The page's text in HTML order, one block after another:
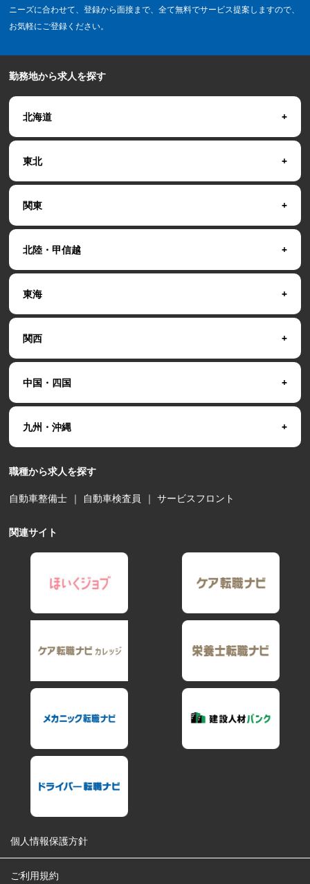
ニーズに合わせて、登録から面接まで、全て無料でサービス提案しますので、
お気軽にご登録ください。
勤務地から求人を探す
北海道
東北
関東
北陸・甲信越
東海
関西
中国・四国
九州・沖縄
職種から求人を探す
自動車整備士 ｜ 自動車検査員 ｜サービスフロント
関連サイト
個人情報保護方針
ご利用規約